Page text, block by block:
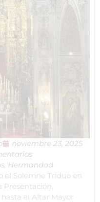
noviembre 23, 2025
Hermandad
el Solemne Triduo en
Presentación.
el Altar Mayor